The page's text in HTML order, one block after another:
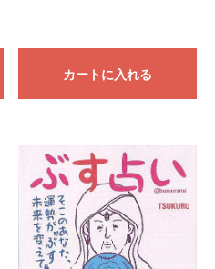
カートに入れる